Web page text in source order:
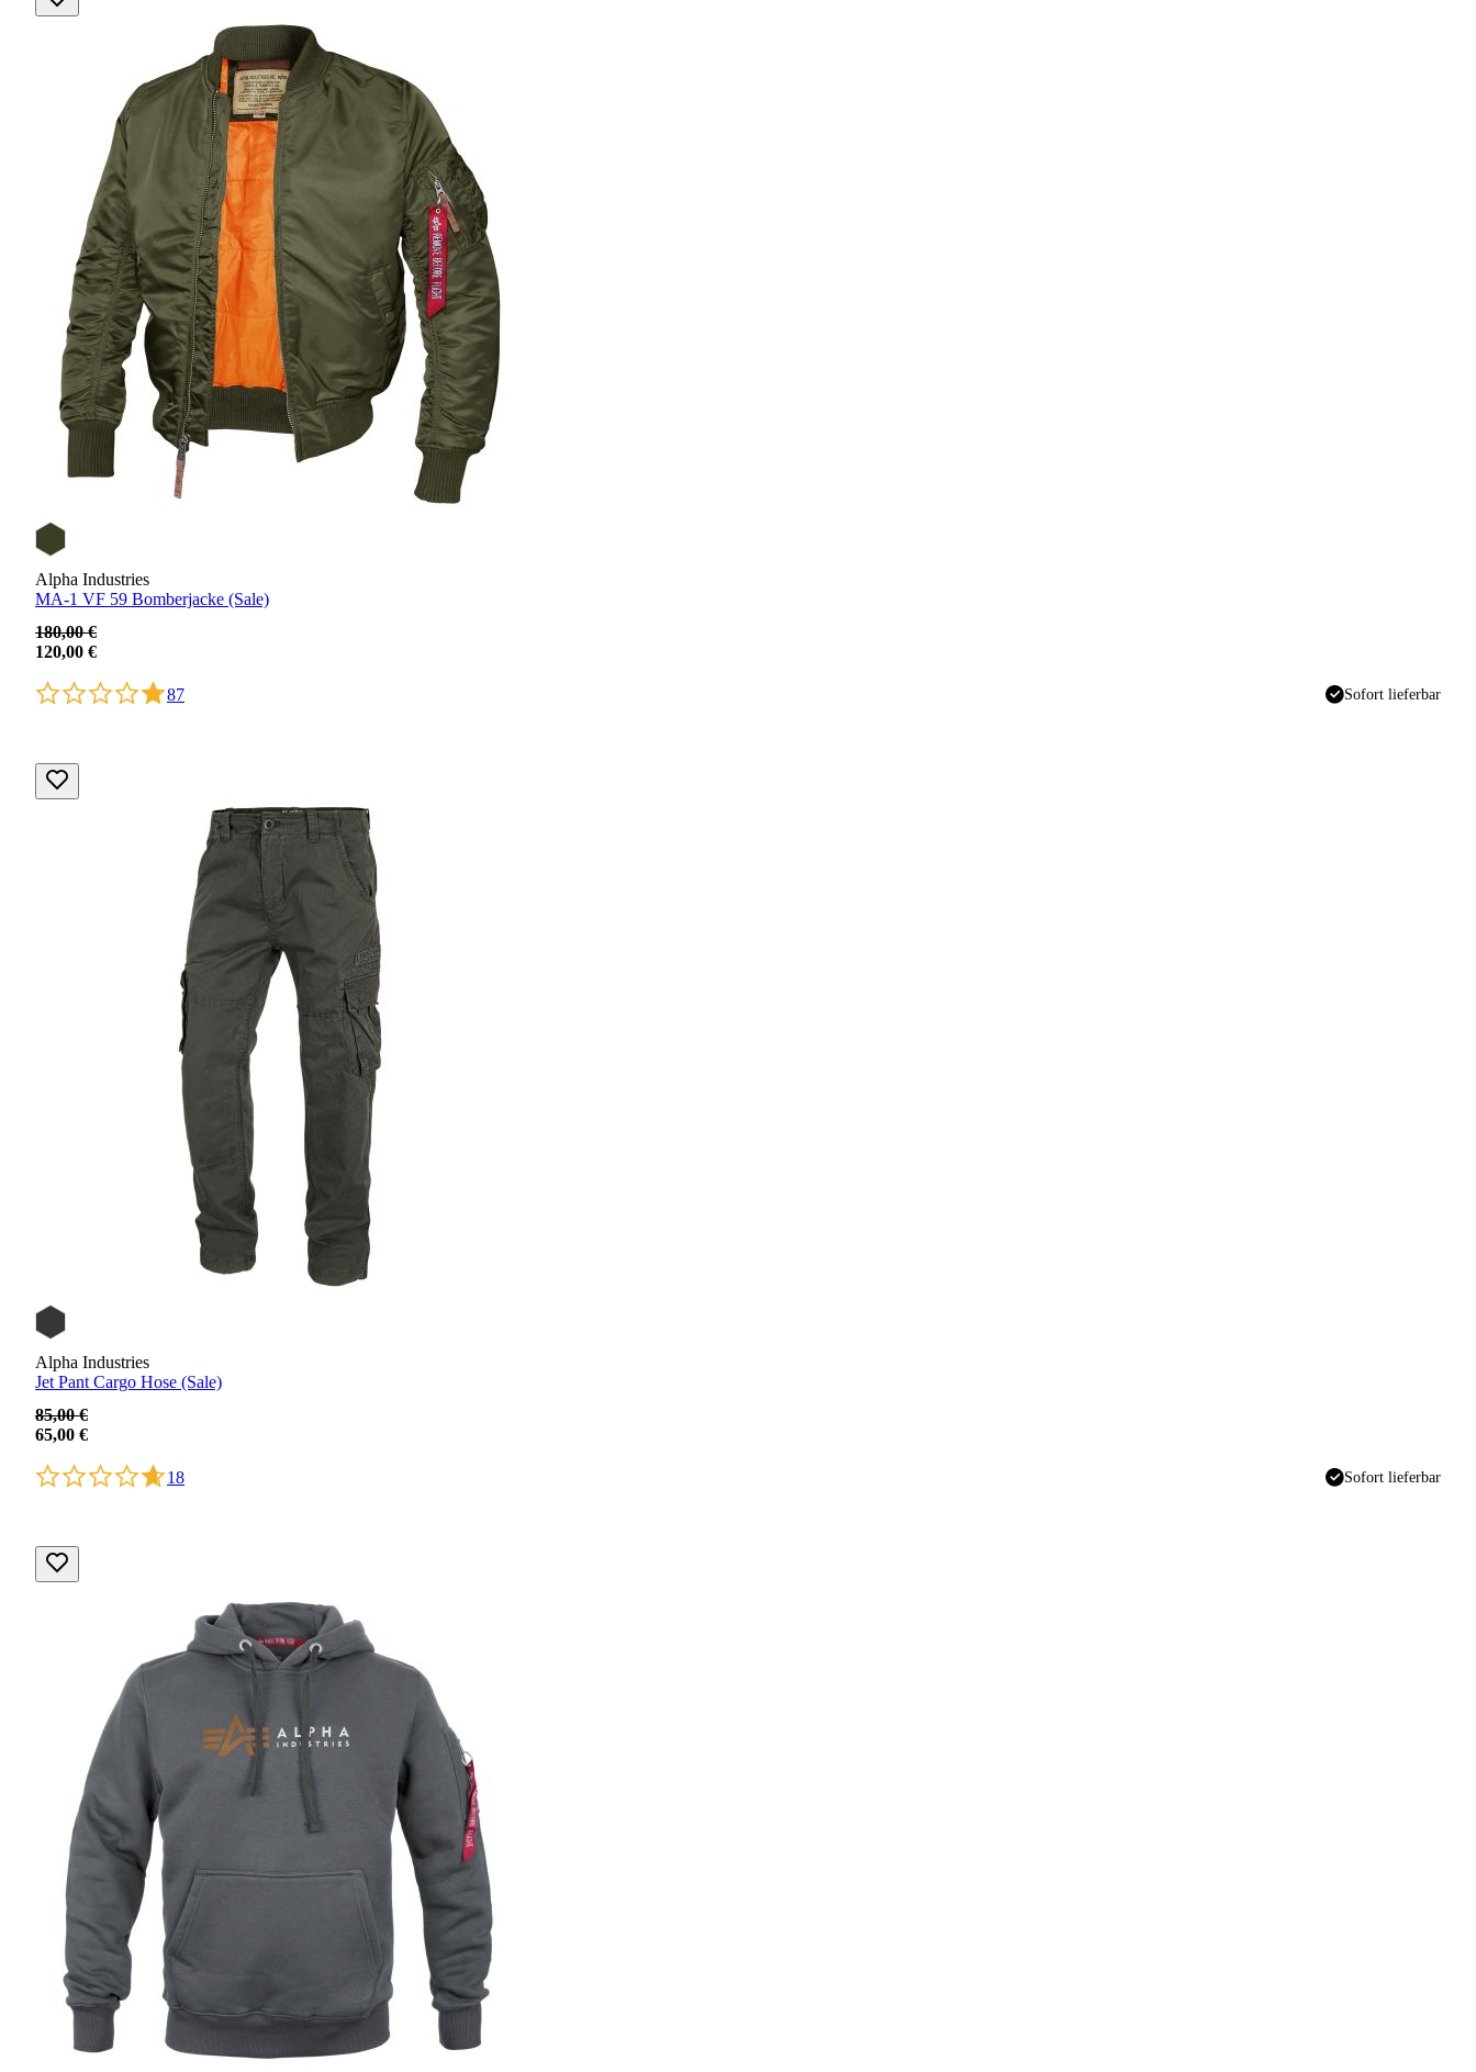
Alpha Industries
MA-1 VF 59 Bomberjacke (Sale)
180,00 €
120,00 €
Sofort lieferbar
87
Alpha Industries
Jet Pant Cargo Hose (Sale)
85,00 €
65,00 €
Sofort lieferbar
18